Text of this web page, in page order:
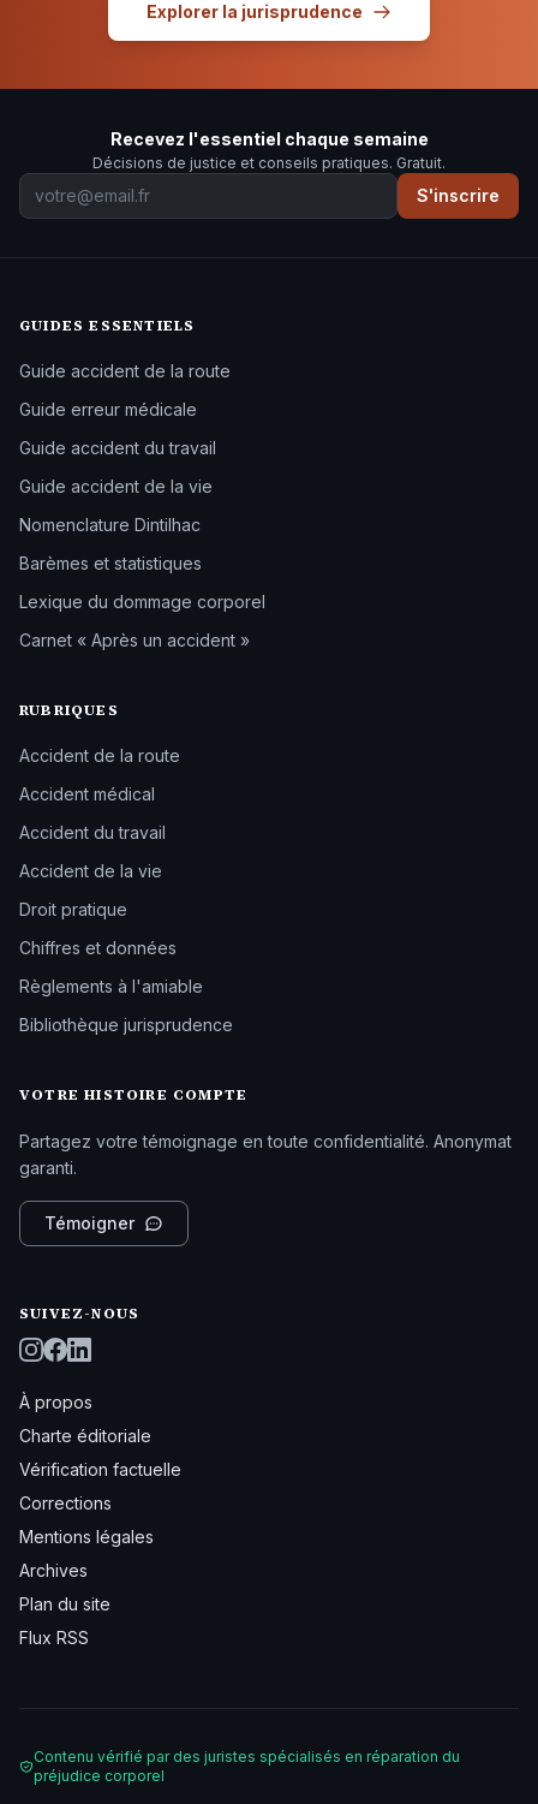
Explorer la jurisprudence
Recevez l'essentiel chaque semaine
Décisions de justice et conseils pratiques. Gratuit.
S'inscrire
GUIDES ESSENTIELS
Guide accident de la route
Guide erreur médicale
Guide accident du travail
Guide accident de la vie
Nomenclature Dintilhac
Barèmes et statistiques
Lexique du dommage corporel
Carnet « Après un accident »
RUBRIQUES
Accident de la route
Accident médical
Accident du travail
Accident de la vie
Droit pratique
Chiffres et données
Règlements à l'amiable
Bibliothèque jurisprudence
VOTRE HISTOIRE COMPTE
Partagez votre témoignage en toute confidentialité. Anonymat
garanti.
Témoigner
SUIVEZ-NOUS
À propos
Charte éditoriale
Vérification factuelle
Corrections
Mentions légales
Archives
Plan du site
Flux RSS
Contenu vérifié par des juristes spécialisés en réparation du
préjudice corporel